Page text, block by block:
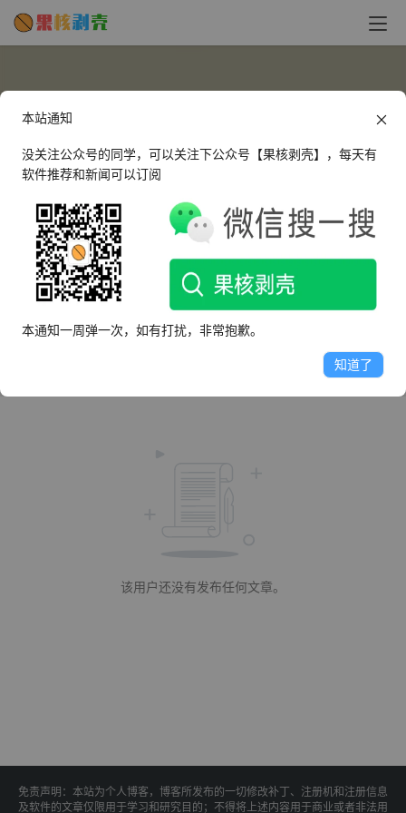
2546850656
这个人很懒，什么都没有留下～
该用户还没有发布任何文章。
免责声明：本站为个人博客，博客所发布的一切修改补丁、注册机和注册信息
及软件的文章仅限用于学习和研究目的；不得将上述内容用于商业或者非法用
本站通知
没关注公众号的同学，可以关注下公众号【果核剥壳】，每天有
软件推荐和新闻可以订阅
本通知一周弹一次，如有打扰，非常抱歉。
知道了